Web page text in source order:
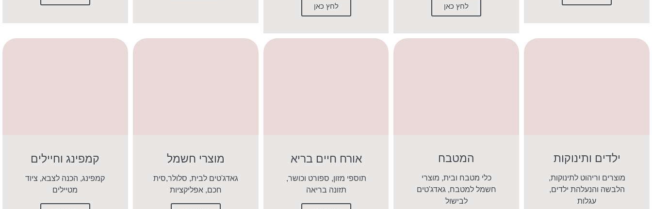
לחץ כאן לחץ כאן
ילדים ותינוקות
מוצרים וריהוט לתינוקות,
הלבשה והנעלהת ילדים,
עגלות
המטבח
כלי מטבח ובית, מוצרי
חשמל למטבח, גאדג'טים
לבישול
אורח חיים בריא
תוספי מזון, ספורט וכושר,
תזונה בריאה
מוצרי חשמל
גאדג'טים לבית, סלולר,סית
חכם, אפליקציות
קמפינג וחיילים
קמפינג, הכנה לצבא, ציוד
מטיילים